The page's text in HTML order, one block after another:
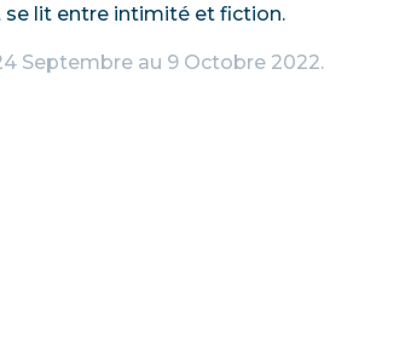
se lit entre intimité et fiction.
Septembre au 9 Octobre 2022.